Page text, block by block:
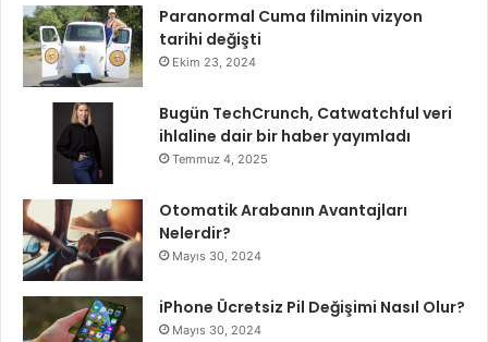
a
c
a
Paranormal Cuma filminin vizyon
tarihi değişti
Ekim 23, 2024
Bugün TechCrunch, Catwatchful veri
ihlaline dair bir haber yayımladı
Temmuz 4, 2025
Otomatik Arabanın Avantajları
Nelerdir?
Mayıs 30, 2024
iPhone Ücretsiz Pil Değişimi Nasıl Olur?
Mayıs 30, 2024